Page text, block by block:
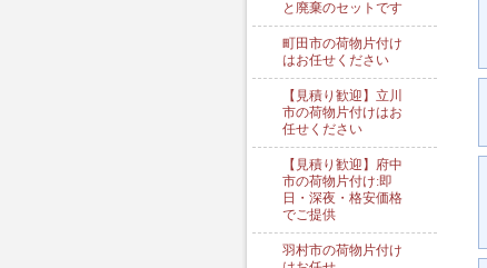
と廃棄のセットです
町田市の荷物片付け
はお任せください
【見積り歓迎】立川
市の荷物片付けはお
任せください
【見積り歓迎】府中
市の荷物片付け:即
日・深夜・格安価格
でご提供
羽村市の荷物片付け